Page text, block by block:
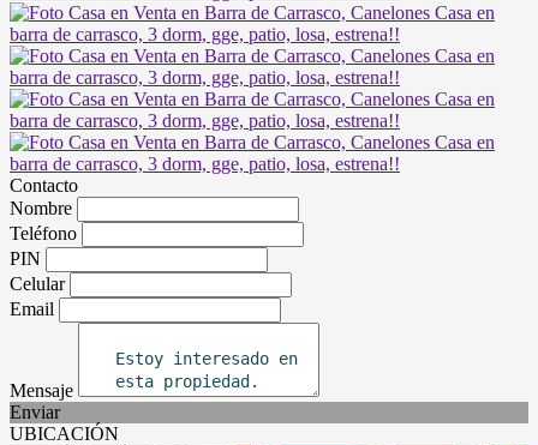
Contacto
Nombre
Teléfono
PIN
Celular
Email
Mensaje
Enviar
UBICACIÓN